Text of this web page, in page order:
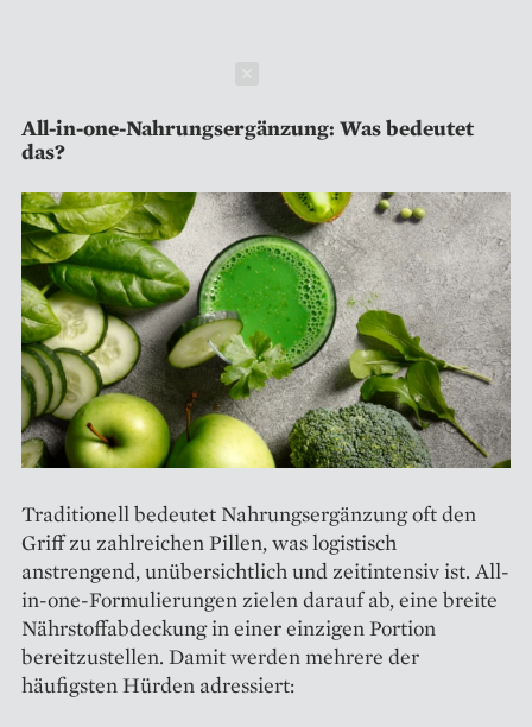
All-in-one-Nahrungsergänzung: Was bedeutet
das?
Traditionell bedeutet Nahrungsergänzung oft den
Griff zu zahlreichen Pillen, was logistisch
anstrengend, unübersichtlich und zeitintensiv ist. All-
in-one-Formulierungen zielen darauf ab, eine breite
Nährstoffabdeckung in einer einzigen Portion
bereitzustellen. Damit werden mehrere der
häufigsten Hürden adressiert: